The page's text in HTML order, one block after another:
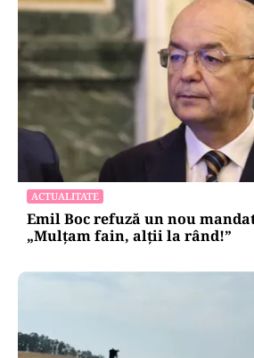
ACTUALITATE
Emil Boc refuză un nou
„Mulțam fain, alții la rând!”